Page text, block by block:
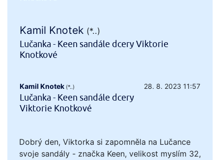
Kamil Knotek (*..)
Lučanka - Keen sandále dcery Viktorie
Knotkové
Kamil Knotek (*..) 28. 8. 2023 11:57
Lučanka - Keen sandále dcery
Viktorie Knotkové
Dobrý den, Viktorka si zapomněla na Lučance
svoje sandály - značka Keen, velikost myslím 32,